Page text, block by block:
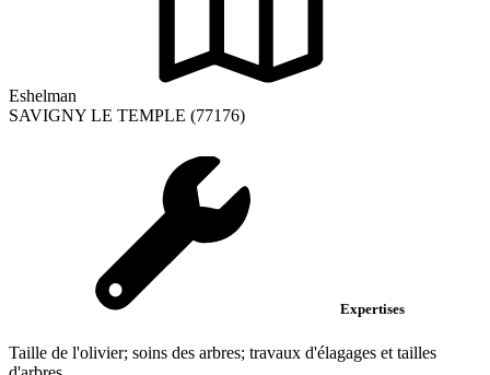
Eshelman
SAVIGNY LE TEMPLE (77176)
Expertises
Taille de l'olivier; soins des arbres; travaux d'élagages et tailles